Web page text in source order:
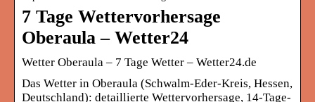
7 Tage Wettervorhersage
Oberaula – Wetter24
Wetter Oberaula – 7 Tage Wetter – Wetter24.de
Das Wetter in Oberaula (Schwalm-Eder-Kreis, Hessen,
Deutschland): detaillierte Wettervorhersage, 14-Tage-